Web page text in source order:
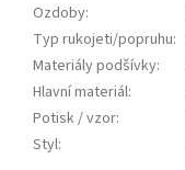
Ozdoby:
Typ rukojeti/popruhu:
Materiály podšívky:
Hlavní materiál:
Potisk / vzor:
Styl: